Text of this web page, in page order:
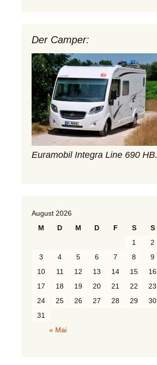
Der Camper:
Euramobil Integra Line 690 HB.
August 2026
M
D M D F S
S
1
2
3
4 5 6 7 8
9
10
11 12 13 14 15
16
17
18 19 20 21 22
23
24
25 26 27 28 29
30
31
« Mai